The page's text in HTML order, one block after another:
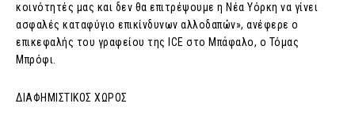
κοινότητές μας και δεν θα επιτρέψουμε η Νέα Υόρκη να γίνει
ασφαλές καταφύγιο επικίνδυνων αλλοδαπών», ανέφερε ο
επικεφαλής του γραφείου της ICE στο Μπάφαλο, ο Τόμας
Μπρόφι.
ΔΙΑΦΗΜΙΣΤΙΚΟΣ ΧΩΡΟΣ